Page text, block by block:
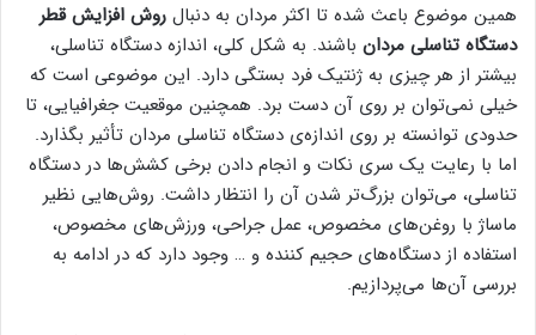
همین موضوع باعث شده تا اکثر مردان به دنبال روش افزایش قطر
دستگاه تناسلی مردان باشند. به شکل کلی، اندازه‌ دستگاه تناسلی،
بیشتر از هر چیزی به ژنتیک فرد بستگی دارد. این موضوعی است که
خیلی نمی‌توان بر روی آن دست برد. همچنین موقعیت جغرافیایی، تا
حدودی توانسته بر روی اندازه‌ی دستگاه تناسلی مردان تأثیر بگذارد.
اما با رعایت یک سری نکات و انجام دادن برخی کشش‌ها در دستگاه
تناسلی، می‌توان بزرگ‌تر شدن آن را انتظار داشت. روش‌هایی نظیر
ماساژ با روغن‌های مخصوص، عمل جراحی، ورزش‌های مخصوص،
استفاده از دستگاه‌های حجیم کننده و … وجود دارد که در ادامه به
بررسی آن‌ها می‌پردازیم.